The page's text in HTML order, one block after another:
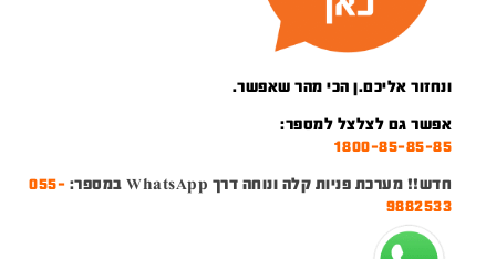
ונחזור אליכם.ן הכי מהר שאפשר.
אפשר גם לצלצל למספר:
1800-85-85-85
חדש!! מערכת פניות קלה ונוחה דרך WhatsApp במספר:
055-
9882533